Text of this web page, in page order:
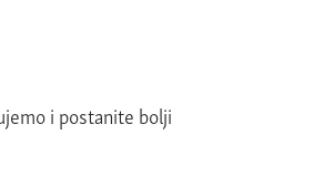
i postanite bolji